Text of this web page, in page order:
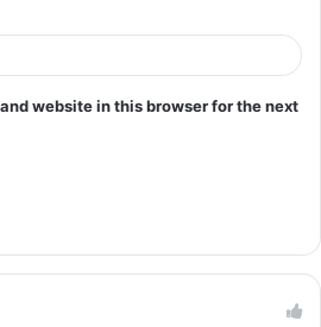
website in this browser for the next